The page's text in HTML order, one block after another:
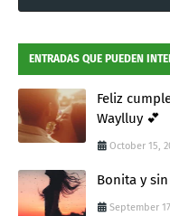
ENTRADAS QUE PUEDEN
Feliz
Waylluy 💕
October 15,
Bonita y
September